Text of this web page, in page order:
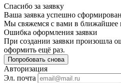
Спасибо за заявку
Ваша заявка успешно
Мы свяжемся с вами в ближайшее
Ошибка оформления заявки
При создании заявки произошла
оформить ещё раз.
Попробовать снова
Авторизация
Эл. почта